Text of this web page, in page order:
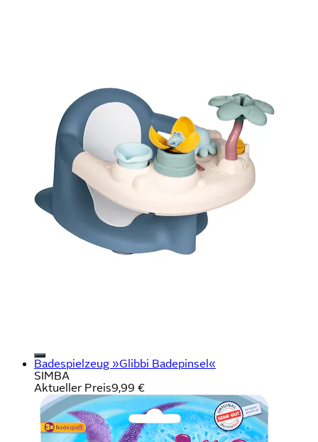
Badespielzeug »Glibbi Badepinsel«
SIMBA
Aktueller Preis9,99 €